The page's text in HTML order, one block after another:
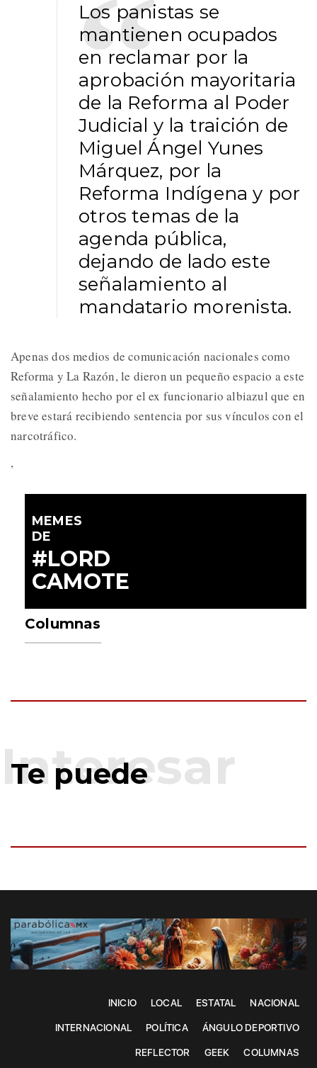
Los panistas se
mantienen ocupados
en reclamar por la
aprobación mayoritaria
de la Reforma al Poder
Judicial y la traición de
Miguel Ángel Yunes
Márquez, por la
Reforma Indígena y por
otros temas de la
agenda pública,
dejando de lado este
señalamiento al
mandatario morenista.
Apenas dos medios de comunicación nacionales como
Reforma y La Razón, le dieron un pequeño espacio a este
señalamiento hecho por el ex funcionario albiazul que en
breve estará recibiendo sentencia por sus vínculos con el
narcotráfico.
,
MEMES
DE
#LORD
CAMOTE
Columnas
Te puede
INICIO LOCAL ESTATAL NACIONAL
INTERNACIONAL POLÍTICA ÁNGULO DEPORTIVO
REFLECTOR GEEK COLUMNAS